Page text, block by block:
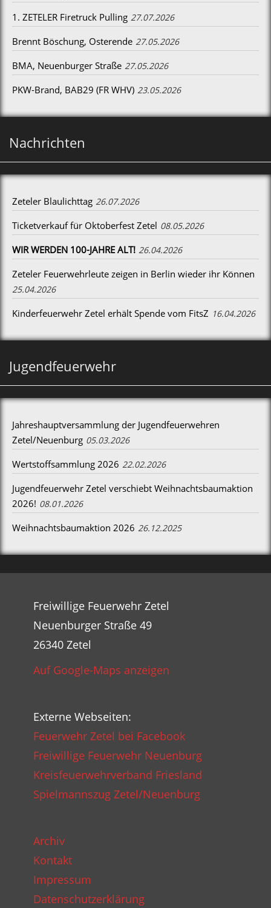
1. ZETELER Firetruck Pulling 27.07.2026
Brennt Böschung, Osterende 27.05.2026
BMA, Neuenburger Straße 27.05.2026
PKW-Brand, BAB29 (FR WHV) 23.05.2026
Nachrichten
Zeteler Blaulichttag 26.07.2026
Ticketverkauf für Oktoberfest Zetel 08.05.2026
WIR WERDEN 100-JAHRE ALT! 26.04.2026
Zeteler Feuerwehrleute zeigen in Berlin wieder ihr Können
25.04.2026
Kinderfeuerwehr Zetel erhält Spende vom FitsZ 16.04.2026
Jugendfeuerwehr
Jahreshauptversammlung der Jugendfeuerwehren
Zetel/Neuenburg 05.03.2026
Wertstoffsammlung 2026 22.02.2026
Jugendfeuerwehr Zetel verschiebt Weihnachtsbaumaktion
2026! 08.01.2026
Weihnachtsbaumaktion 2026 26.12.2025
Freiwillige Feuerwehr Zetel
Neuenburger Straße 49
26340 Zetel
Auf Google-Maps anzeigen
Externe Webseiten:
Feuerwehr Zetel bei Facebook
Freiwillige Feuerwehr Neuenburg
Kreisfeuerwehrverband Friesland
Spielmannszug Zetel/Neuenburg
Archiv
Kontakt
Impressum
Datenschutzerklärung